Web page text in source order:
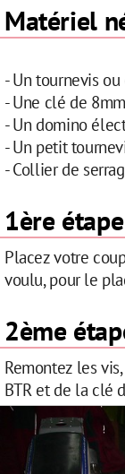
Matériel
- Un tournevis ou
- Une clé de 8mm
- Un domino
- Un petit
- Collier de
1ère
Placez votre
voulu, pour le
2ème
Remontez les
BTR et de la clé